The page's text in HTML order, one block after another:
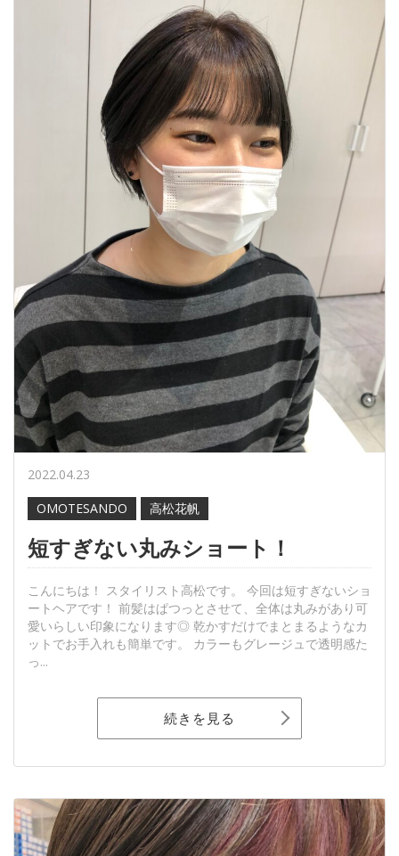
2022.04.23
OMOTESANDO
高松花帆
短すぎない丸みショート！
こんにちは！ スタイリスト高松です。 今回は短すぎないショ
ートヘアです！ 前髪はぱつっとさせて、全体は丸みがあり可
愛いらしい印象になります◎ 乾かすだけでまとまるようなカ
ットでお手入れも簡単です。 カラーもグレージュで透明感た
っ...
続きを見る